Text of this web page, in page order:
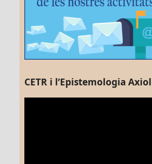
CETR i l’Epistemologia